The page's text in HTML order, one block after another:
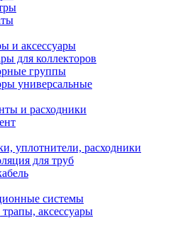
и аксессуары
для коллекторов
группы
универсальные
и расходники
уплотнители, расходники
для труб
системы
аксессуары